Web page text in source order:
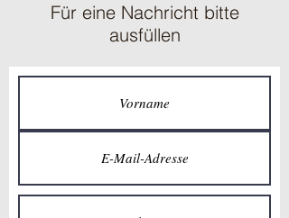
Für eine Nachricht bitte
ausfüllen